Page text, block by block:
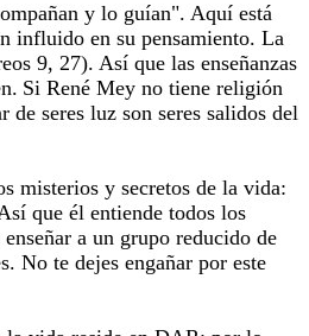
y lo guían". Aquí está
influido en su pensamiento. La
9, 27). Así que las enseñanzas
Si René Mey no tiene religión
seres luz son seres salidos del
misterios y secretos de la vida:
que él entiende todos los
a un grupo reducido de
No te dejes engañar por este